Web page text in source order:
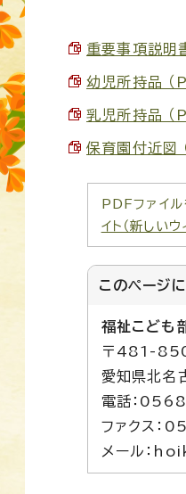
重要事項説明
幼児所持品
乳児所持品
保育園付近
PDFファイル
イト（新しいウ
このページ
福祉こども
〒481-
愛知県北名
電話：
ファクス
メール：